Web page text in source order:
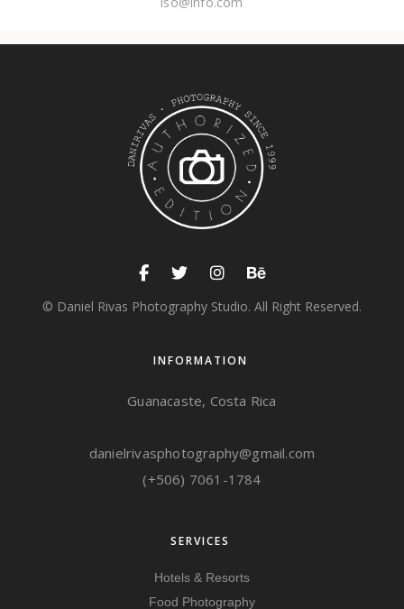
© Daniel Rivas Photography Studio. All Right Reserved.
INFORMATION
Guanacaste, Costa Rica
danielrivasphotography@gmail.com
(+506) 7061-1784
SERVICES
Hotels & Resorts
Food Photography